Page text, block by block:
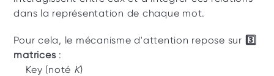
dans la représentation de chaque mot.
Pour cela, le mécanisme d'attention repose sur 3️⃣
matrices :
Key (noté K)